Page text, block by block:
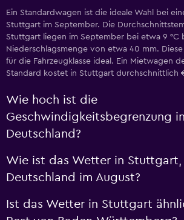
Ein Standardwagen ist die ideale Wahl bei
Stuttgart im September. Die
Stuttgart liegen im September bei etwa 9 °C
Niederschlagsmenge von etwa 40 mm.
für die Fahrzeugklasse ideal. Ein Mietwagen
Standard kostet in Stuttgart durchschnittlich
Wie hoch ist die
Geschwindigkeitsbegrenzung
Deutschland?
Wie ist das Wetter in Stuttgart,
Deutschland im August?
Ist das Wetter in Stuttgart